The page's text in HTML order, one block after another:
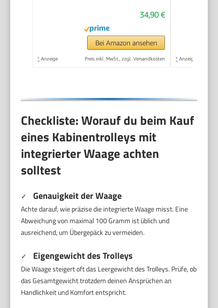
Dunkelgruen
34,90 €
Bei Amazon ansehen
* Anzeige Preis inkl. MwSt., zzgl. Versandkosten * Anzeige
Checkliste: Worauf du beim Kauf
eines Kabinentrolleys mit
integrierter Waage achten
solltest
✓ Genauigkeit der Waage
Achte darauf, wie präzise die integrierte Waage misst. Eine
Abweichung von maximal 100 Gramm ist üblich und
ausreichend, um Übergepäck zu vermeiden.
✓ Eigengewicht des Trolleys
Die Waage steigert oft das Leergewicht des Trolleys. Prüfe, ob
das Gesamtgewicht trotzdem deinen Ansprüchen an
Handlichkeit und Komfort entspricht.